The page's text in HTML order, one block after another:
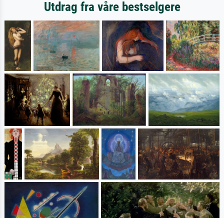
Utdrag fra våre bestselgere